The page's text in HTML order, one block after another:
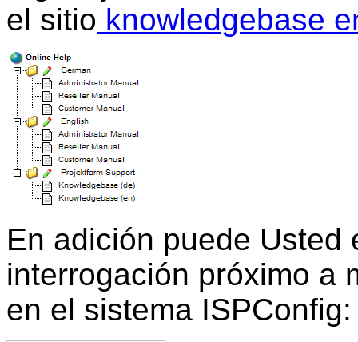
el sitio knowledgebase
En adición puede Usted
interrogación próximo a
en el sistema ISPConfig: